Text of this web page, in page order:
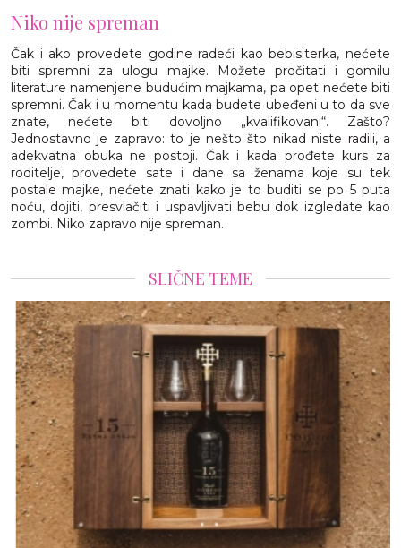
Niko nije spreman
Čak i ako provedete godine radeći kao bebisiterka, nećete
biti spremni za ulogu majke. Možete pročitati i gomilu
literature namenjene budućim majkama, pa opet nećete biti
spremni. Čak i u momentu kada budete ubeđeni u to da sve
znate, nećete biti dovoljno „kvalifikovani“. Zašto?
Jednostavno je zapravo: to je nešto što nikad niste radili, a
adekvatna obuka ne postoji. Čak i kada prođete kurs za
roditelje, provedete sate i dane sa ženama koje su tek
postale majke, nećete znati kako je to buditi se po 5 puta
noću, dojiti, presvlačiti i uspavljivati bebu dok izgledate kao
zombi. Niko zapravo nije spreman.
SLIČNE TEME